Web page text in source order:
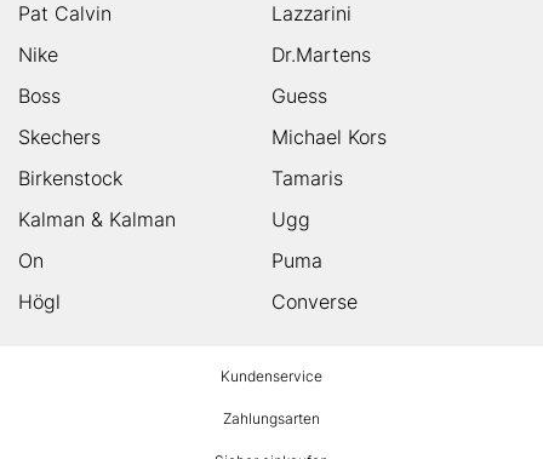
Pat Calvin
Lazzarini
Nike
Dr.Martens
Boss
Guess
Skechers
Michael Kors
Birkenstock
Tamaris
Kalman & Kalman
Ugg
On
Puma
Högl
Converse
Kundenservice
Zahlungsarten